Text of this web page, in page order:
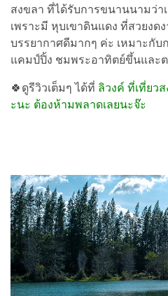
สงขลา ที่ได้รับการขนานนามว่า
เพราะมี หุบเขาดินแดง ที่สวยงด
บรรยากาศดีมากๆ ค่ะ เหมาะกั
แคมป์ปิ้ง ชมพระอาทิตย์ขึ้นและต
🍀ดูรีวิวเต็มๆ ได้ที่ ลิวงค์ ที่เที่ยว
ะนะ ต้องห้ามพลาดเลยนะจ๊ะ